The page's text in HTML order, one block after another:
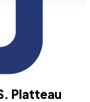
Platteau